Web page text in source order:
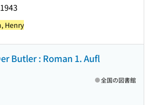
Henry
Butler : Roman 1. Aufl
全国の図書館